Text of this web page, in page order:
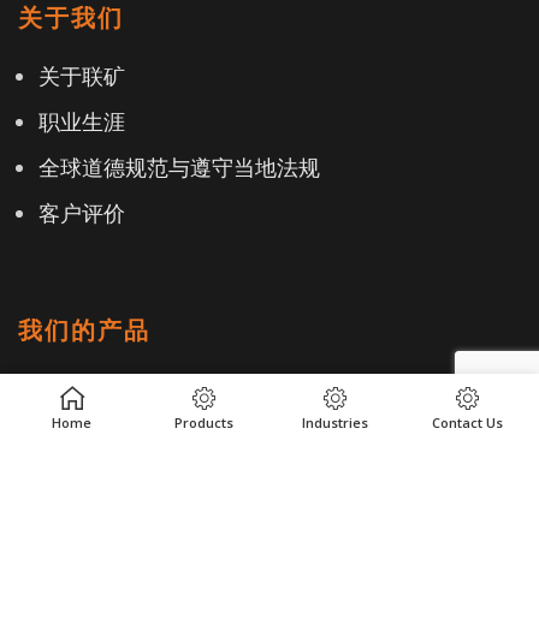
关于我们
关于联矿
职业生涯
全球道德规范与遵守当地法规
客户评价
我们的产品
产品中心
工业
Home Products Industries Contact Us